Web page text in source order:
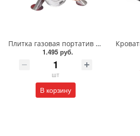
Плитка газовая портатив Energy GS-100
1.495 руб.
шт
В корзину